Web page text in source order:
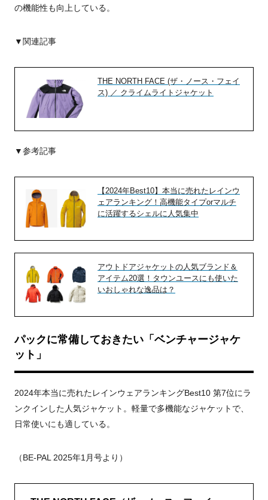
の機能性も向上している。
▼関連記事
THE NORTH FACE (ザ・ノース・フェイ
ス) ／ クライムライトジャケット
▼参考記事
【2024年Best10】本当に売れたレインウ
ェアランキング！高機能タイプorマルチ
に活躍するシェルに人気集中
アウトドアジャケットの人気ブランド＆
アイテム20選！タウンユースにも使いた
いおしゃれな逸品は？
パックに常備しておきたい「ベンチャージャケ
ット」
2024年本当に売れたレインウェアランキングBest10 第7位にラ
ンクインした人気ジャケット。軽量で多機能なジャケットで、
日常使いにも適している。
（BE-PAL 2025年1月号より）